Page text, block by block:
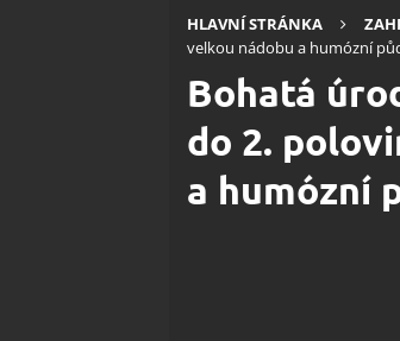
HLAVNÍ STRÁNKA
velkou nádobu a humózní
Bohatá
do 2.
a humózní